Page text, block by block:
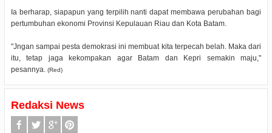
Ia berharap, siapapun yang terpilih nanti dapat membawa perubahan bagi
pertumbuhan ekonomi Provinsi Kepulauan Riau dan Kota Batam.
"Jngan sampai pesta demokrasi ini membuat kita terpecah belah. Maka dari
itu, tetap jaga kekompakan agar Batam dan Kepri semakin maju,"
pesannya.
(Red)
Redaksi News